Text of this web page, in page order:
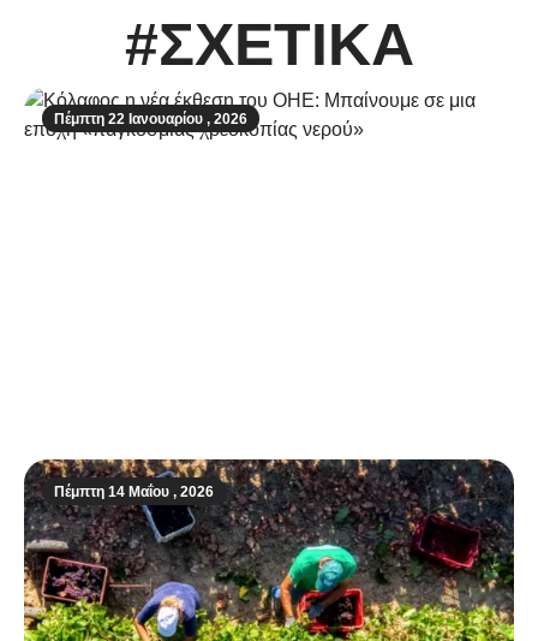
#ΣΧΕΤΙΚΑ
Πέμπτη 22 Ιανουαρίου , 2026
Πέμπτη 14 Μαΐου , 2026